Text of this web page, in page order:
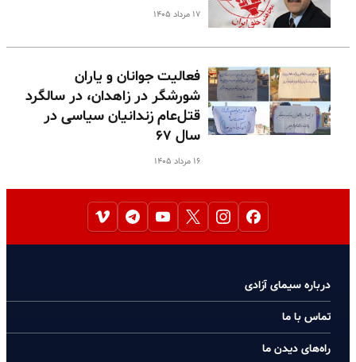
۱۷ مرداد ۱۴۰۵
فعالیت جوانان و یاران
شورشگر در زاهدان، در سالگرد
قتل‌عام زندانیان سیاسی در
سال ۶۷
۱۶ مرداد ۱۴۰۵
درباره سیمای آزادی
تماس با ما
راه‌های دیدن ما